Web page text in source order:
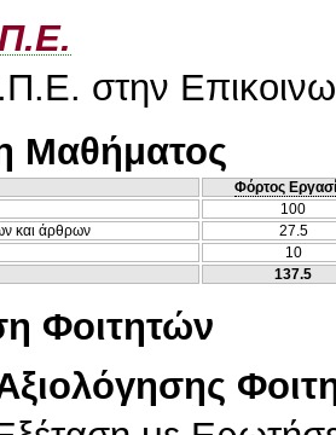
στην
Μαθήματος
Φόρτος
100
και άρθρων
27.5
10
137.5
Φοιτητών